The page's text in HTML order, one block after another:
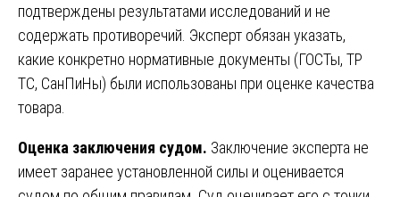
подтверждены результатами исследований и не
содержать противоречий. Эксперт обязан указать,
какие конкретно нормативные документы (ГОСТы, ТР
ТС, СанПиНы) были использованы при оценке качества
товара.
Оценка заключения судом. Заключение эксперта не
имеет заранее установленной силы и оценивается